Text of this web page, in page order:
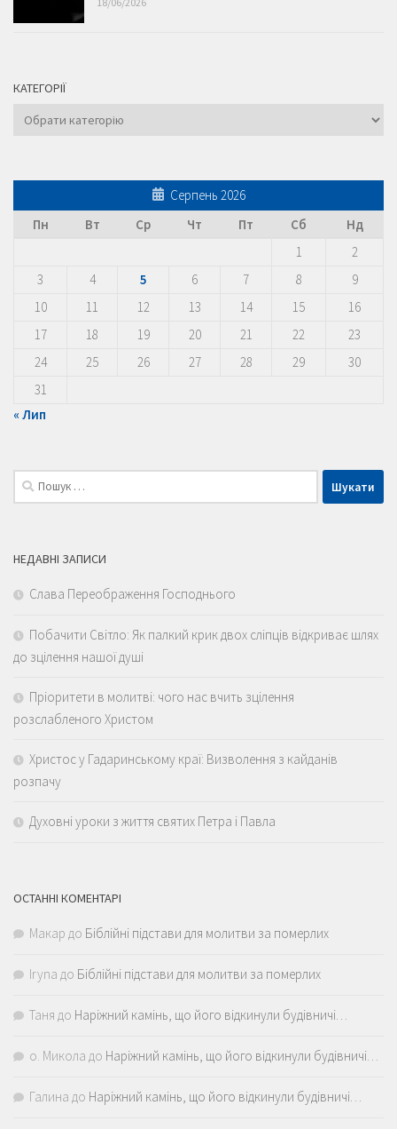
КАТЕГОРІЇ
Категорії
Серпень 2026
Пн
Вт Ср Чт Пт Сб
Нд
1
2
3
4 5 6 7 8
9
10
11 12 13 14 15
16
17
18 19 20 21 22
23
24
25 26 27 28 29
30
31
« Лип
Пошук:
НЕДАВНІ ЗАПИСИ
Слава Переображення Господнього
Побачити Світло: Як палкий крик двох сліпців відкриває шлях
до зцілення нашої душі
Пріоритети в молитві: чого нас вчить зцілення
розслабленого Христом
Христос у Гадаринському краї: Визволення з кайданів
розпачу
Духовні уроки з життя святих Петра і Павла
ОСТАННІ КОМЕНТАРІ
Макар до Біблійні підстави для молитви за померлих
Iryna до Біблійні підстави для молитви за померлих
Таня до Наріжний камінь, що його відкинули будівничі…
о. Микола до Наріжний камінь, що його відкинули будівничі…
Галина до Наріжний камінь, що його відкинули будівничі…